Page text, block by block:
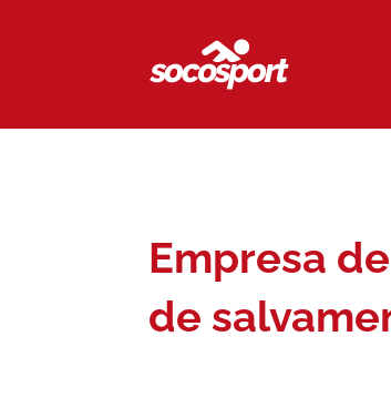
Empresa
de